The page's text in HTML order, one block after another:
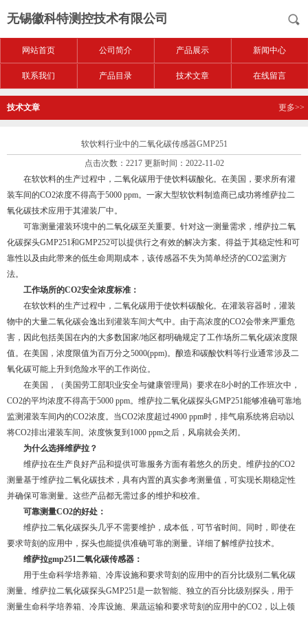
无锡徽科特测控技术有限公司
网站首页 公司简介 产品展示 新闻中心
联系我们 产品目录 技术文章 在线留言
技术文章 更多>>
软饮料行业中的二氧化碳传感器GMP251
点击次数：2217 更新时间：2022-11-02
在软饮料的生产过程中，二氧化碳用于使饮料碳酸化。在美国，要求所有灌
装车间的CO2浓度不得高于5000 ppm。一家大型软饮料制造商已成功将维萨拉二
氧化碳技术应用于其灌装厂中。
可靠测量灌装环境中的二氧化碳至关重要。针对这一测量需求，维萨拉二氧
化碳探头GMP251和GMP252可以提供行之有效的解决方案。得益于其稳定性和可
靠性以及由此带来的低生命周期成本，该传感器不失为简单经济的CO2监测方
法。
工作场所的CO2安全浓度标准：
在软饮料的生产过程中，二氧化碳用于使饮料碳酸化。在灌装容器时，灌装
物中的大量二氧化碳会逸出到灌装车间大气中。由于高浓度的CO2会带来严重危
害，因此包括美国在内的大多数国家/地区都明确规定了工作场所二氧化碳浓度限
值。在美国，浓度限值为百万分之5000(ppm)。酿造和碳酸饮料等行业通常涉及二
氧化碳可能上升到危险水平的工作岗位。
在美国，（美国劳工部职业安全与健康管理局）要求在8小时的工作班次中，
CO2的平均浓度不得高于5000 ppm。维萨拉二氧化碳探头GMP251能够准确可靠地
监测灌装车间内的CO2浓度。当CO2浓度超过4900 ppm时，排气扇系统将启动以
将CO2排出灌装车间。浓度恢复到1000 ppm之后，风扇就会关闭。
为什么选择维萨拉？
维萨拉在生产良好产品和提供可靠服务方面有着悠久的历史。维萨拉的CO2
测量基于维萨拉二氧化碳技术，具有内置的真实参考测量值，可实现长期稳定性
并确保可靠测量。这些产品都无需过多的维护和校准。
可靠测量CO2的好处：
维萨拉二氧化碳探头几乎不需要维护，成本低，可节省时间。同时，即使在
要求苛刻的应用中，探头也能提供准确可靠的测量。详细了解维萨拉技术。
维萨拉gmp251二氧化碳传感器：
用于生命科学培养箱、冷库设施和要求苛刻的应用中的百分比级别二氧化碳
测量。维萨拉二氧化碳探头GMP251是一款智能、独立的百分比级别探头，用于
测量生命科学培养箱、冷库设施、果蔬运输和要求苛刻的应用中的CO2，以上领